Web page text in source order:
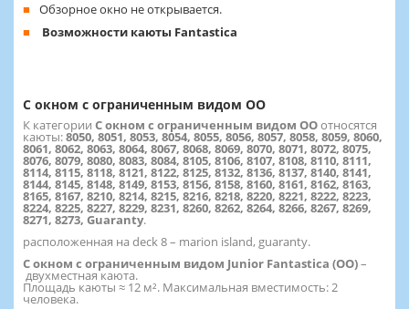
Обзорное окно не открывается.
Возможности каюты Fantastica
С окном с ограниченным видом OO
К категории С окном с ограниченным видом OOотносятся
каюты:8050, 8051, 8053, 8054, 8055, 8056, 8057, 8058, 8059, 8060,
8061, 8062, 8063, 8064, 8067, 8068, 8069, 8070, 8071, 8072, 8075,
8076, 8079, 8080, 8083, 8084, 8105, 8106, 8107, 8108, 8110, 8111,
8114, 8115, 8118, 8121, 8122, 8125, 8132, 8136, 8137, 8140, 8141,
8144, 8145, 8148, 8149, 8153, 8156, 8158, 8160, 8161, 8162, 8163,
8165, 8167, 8210, 8214, 8215, 8216, 8218, 8220, 8221, 8222, 8223,
8224, 8225, 8227, 8229, 8231, 8260, 8262, 8264, 8266, 8267, 8269,
8271, 8273, Guaranty.
расположенная на deck 8 – marion island, guaranty.
C окном с ограниченным видом Junior Fantastica (OO)–
двухместная каюта.
Площадь каюты ≈ 12 м². Максимальная вместимость: 2
человека.